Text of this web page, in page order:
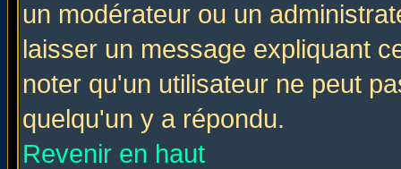
un modérateur ou un
laisser un message expliquant
noter qu'un utilisateur ne peut
quelqu'un y a répondu.
Revenir en haut